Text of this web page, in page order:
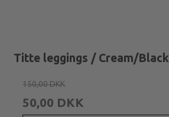
Titte leggings / Cream/Black
150,00 DKK
50,00 DKK